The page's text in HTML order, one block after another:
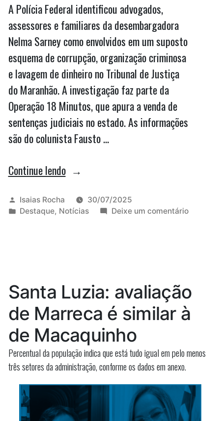
A Polícia Federal identificou advogados,
assessores e familiares da desembargadora
Nelma Sarney como envolvidos em um suposto
esquema de corrupção, organização criminosa
e lavagem de dinheiro no Tribunal de Justiça
do Maranhão. A investigação faz parte da
Operação 18 Minutos, que apura a venda de
sentenças judiciais no estado. As informações
são do colunista Fausto …
Continue lendo“PF
‘laranjas’
de
corrupção”
Publicado
por
Isaias Rocha
30/07/2025
Publicado
Destaque, Notícias Deixe um comentárioem
de
Santa Luzia: avaliação
de Marreca é similar à
de Macaquinho
Percentual da população indica que está tudo igual em pelo menos
três setores da administração, conforme os dados em anexo.